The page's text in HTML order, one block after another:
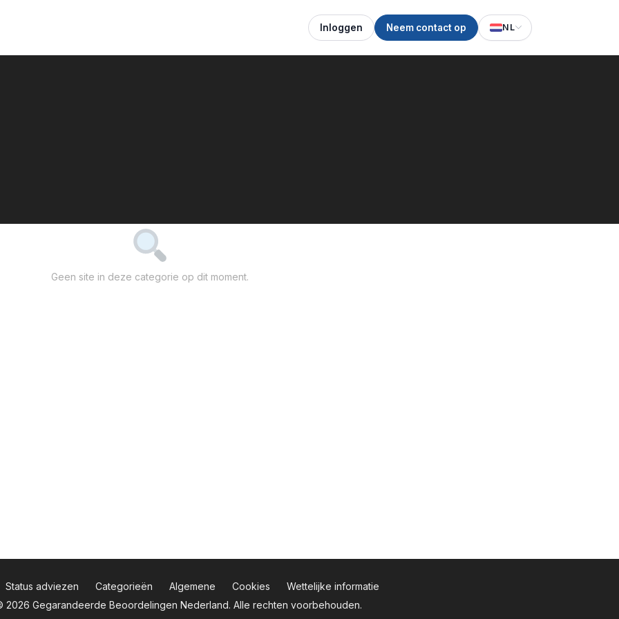
Inloggen Neem contact op NL
Geen site in deze categorie op dit moment.
Status adviezen Categorieën Algemene Cookies
Wettelijke informatie
2026 Gegarandeerde Beoordelingen Nederland. Alle rechten voorbehouden.